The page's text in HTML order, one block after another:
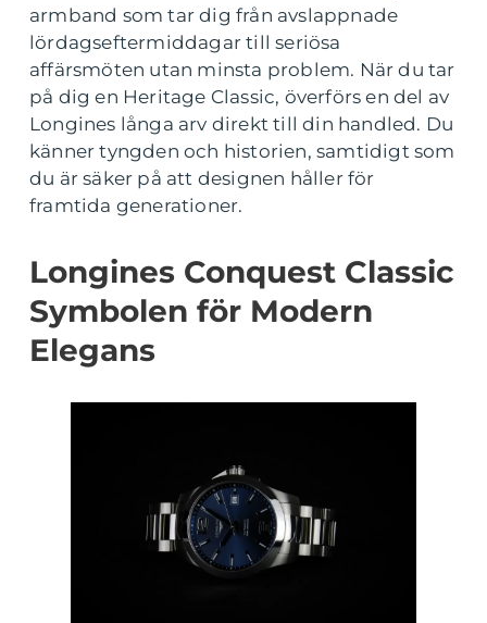
armband som tar dig från avslappnade
lördagseftermiddagar till seriösa
affärsmöten utan minsta problem. När du tar
på dig en Heritage Classic, överförs en del av
Longines långa arv direkt till din handled. Du
känner tyngden och historien, samtidigt som
du är säker på att designen håller för
framtida generationer.
Longines Conquest Classic
Symbolen för Modern
Elegans